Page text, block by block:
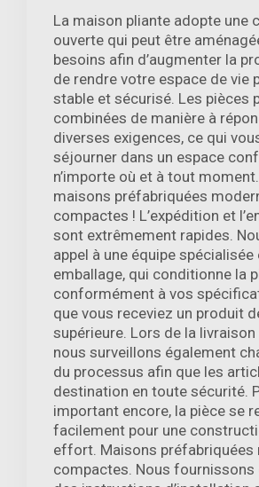
La maison pliante adopte une
ouverte qui peut être
besoins afin d’augmenter la
de rendre votre espace de vie
stable et sécurisé. Les pièces
combinées de manière à
diverses exigences, ce qui
séjourner dans un espace
n’importe où et à tout
maisons préfabriquées
compactes ! L’expédition et
sont extrêmement rapides.
appel à une équipe spécialisée
emballage, qui conditionne la
conformément à vos
que vous receviez un produit
supérieure. Lors de la
nous surveillons également
du processus afin que les
destination en toute sécurité.
important encore, la pièce se
facilement pour une
effort. Maisons préfabriquées
compactes. Nous fournissons